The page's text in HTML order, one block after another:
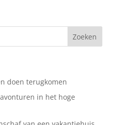
doen terugkomen
in het hoge